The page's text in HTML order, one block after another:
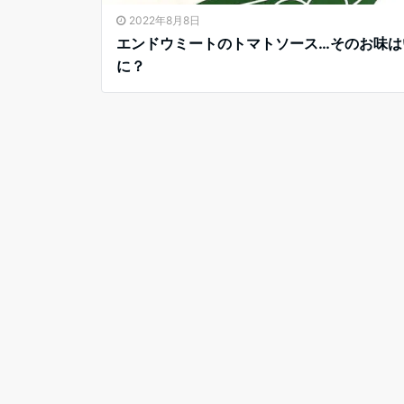
2022年8月8日
エンドウミートのトマトソース…そのお味
に？